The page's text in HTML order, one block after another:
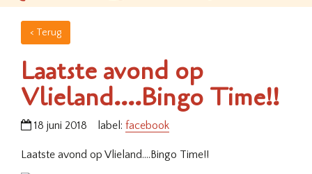
< Terug
Laatste avond op
Vlieland….Bingo Time!!
18 juni 2018 label: facebook
Laatste avond op Vlieland….Bingo Time!!